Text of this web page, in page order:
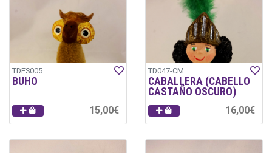
TDES005
BUHO
15,00€
TD047-CM
CABALLERA (CABELLO
CASTAÑO OSCURO)
16,00€